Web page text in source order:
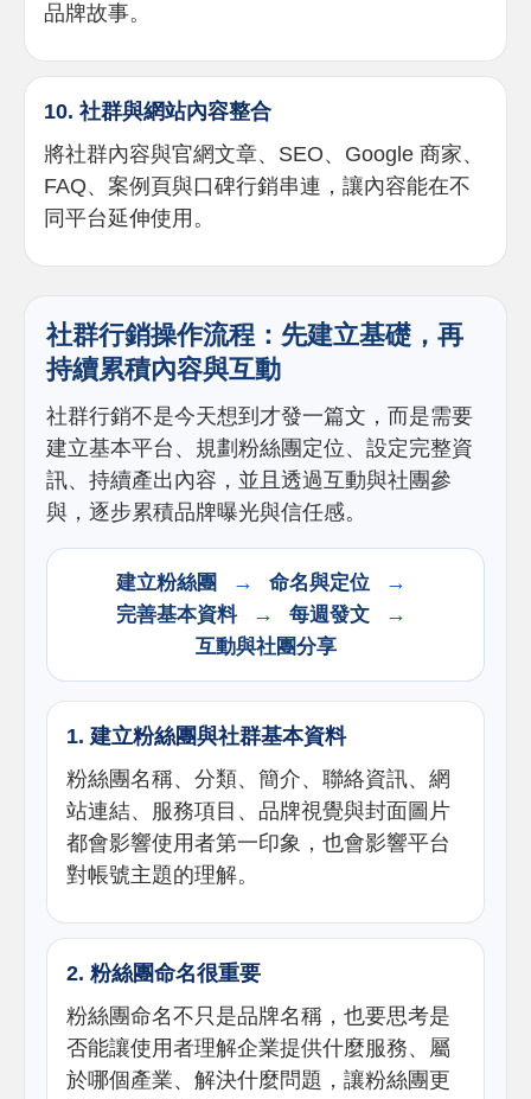
品牌故事。
10. 社群與網站內容整合
將社群內容與官網文章、SEO、Google 商家、
FAQ、案例頁與口碑行銷串連，讓內容能在不
同平台延伸使用。
社群行銷操作流程：先建立基礎，再
持續累積內容與互動
社群行銷不是今天想到才發一篇文，而是需要
建立基本平台、規劃粉絲團定位、設定完整資
訊、持續產出內容，並且透過互動與社團參
與，逐步累積品牌曝光與信任感。
建立粉絲團 → 命名與定位 →
完善基本資料 → 每週發文 →
互動與社團分享
1. 建立粉絲團與社群基本資料
粉絲團名稱、分類、簡介、聯絡資訊、網
站連結、服務項目、品牌視覺與封面圖片
都會影響使用者第一印象，也會影響平台
對帳號主題的理解。
2. 粉絲團命名很重要
粉絲團命名不只是品牌名稱，也要思考是
否能讓使用者理解企業提供什麼服務、屬
於哪個產業、解決什麼問題，讓粉絲團更